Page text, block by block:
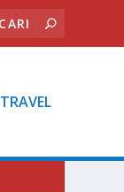
TRAVEL